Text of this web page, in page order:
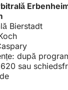
Bierstadt
după
sau
de